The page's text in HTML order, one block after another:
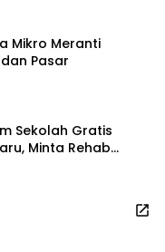
Mikro Meranti
Pasar
Sekolah Gratis
Minta Rehab